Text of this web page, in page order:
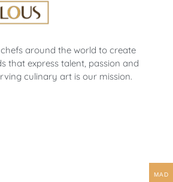
around the world to create
that express talent, passion and
culinary art is our mission.
MAD